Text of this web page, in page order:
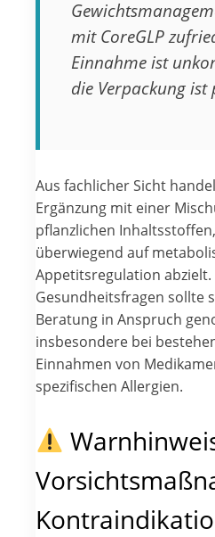
mit CoreGLP
Einnahme ist
die Verpackung ist
Aus fachlicher Sicht
Ergänzung mit einer
pflanzlichen
überwiegend auf
Appetitsregulation
Gesundheitsfragen sollte
Beratung in Anspruch
insbesondere bei
Einnahmen von
spezifischen Allergien.